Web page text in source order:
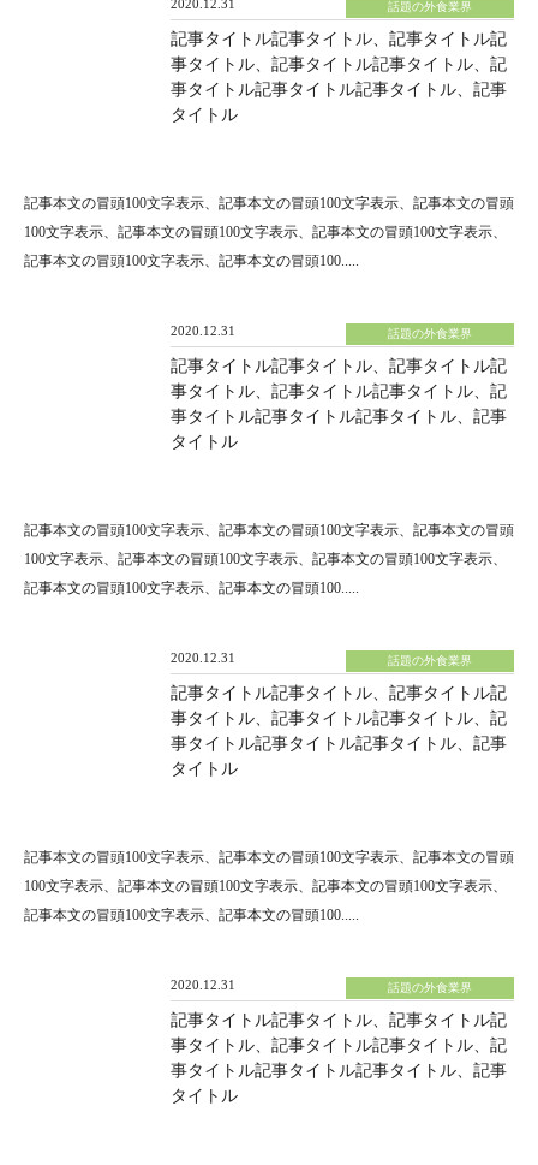
2020.12.31 話題の外食業界
記事タイトル記事タイトル、記事タイトル記
事タイトル、記事タイトル記事タイトル、記
事タイトル記事タイトル記事タイトル、記事
タイトル
記事本文の冒頭100文字表示、記事本文の冒頭100文字表示、記事本文の冒頭
100文字表示、記事本文の冒頭100文字表示、記事本文の冒頭100文字表示、
記事本文の冒頭100文字表示、記事本文の冒頭100.....
2020.12.31 話題の外食業界
記事タイトル記事タイトル、記事タイトル記
事タイトル、記事タイトル記事タイトル、記
事タイトル記事タイトル記事タイトル、記事
タイトル
記事本文の冒頭100文字表示、記事本文の冒頭100文字表示、記事本文の冒頭
100文字表示、記事本文の冒頭100文字表示、記事本文の冒頭100文字表示、
記事本文の冒頭100文字表示、記事本文の冒頭100.....
2020.12.31 話題の外食業界
記事タイトル記事タイトル、記事タイトル記
事タイトル、記事タイトル記事タイトル、記
事タイトル記事タイトル記事タイトル、記事
タイトル
記事本文の冒頭100文字表示、記事本文の冒頭100文字表示、記事本文の冒頭
100文字表示、記事本文の冒頭100文字表示、記事本文の冒頭100文字表示、
記事本文の冒頭100文字表示、記事本文の冒頭100.....
2020.12.31 話題の外食業界
記事タイトル記事タイトル、記事タイトル記
事タイトル、記事タイトル記事タイトル、記
事タイトル記事タイトル記事タイトル、記事
タイトル